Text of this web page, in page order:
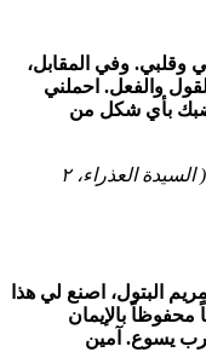
وقلبي. وفي المقابل،
والفعل. احملني
بأي شكل من
السيدة العذراء،٢
البتول، اصنع لي هذا
محفوظاً بالإيمان
يسوع. آمين